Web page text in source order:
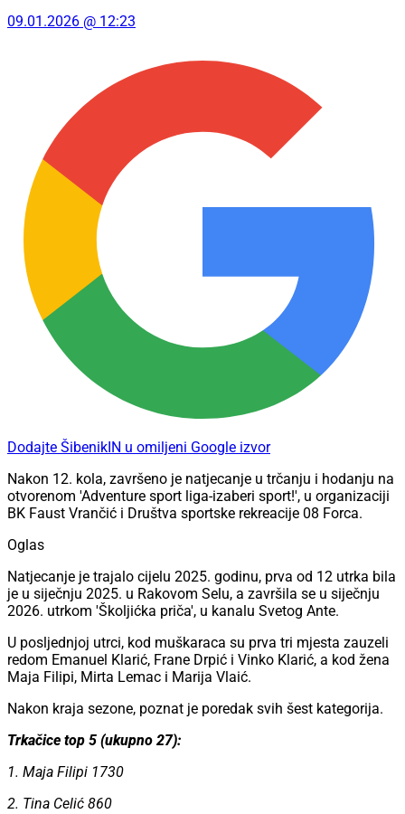
09.01.2026 @ 12:23
Dodajte ŠibenikIN u omiljeni Google izvor
Nakon 12. kola, završeno je natjecanje u trčanju i hodanju na
otvorenom 'Adventure sport liga-izaberi sport!', u organizaciji
BK Faust Vrančić i Društva sportske rekreacije 08 Forca.
Oglas
Natjecanje je trajalo cijelu 2025. godinu, prva od 12 utrka bila
je u siječnju 2025. u Rakovom Selu, a završila se u siječnju
2026. utrkom 'Školjićka priča', u kanalu Svetog Ante.
U posljednjoj utrci, kod muškaraca su prva tri mjesta zauzeli
redom Emanuel Klarić, Frane Drpić i Vinko Klarić, a kod žena
Maja Filipi, Mirta Lemac i Marija Vlaić.
Nakon kraja sezone, poznat je poredak svih šest kategorija.
Trkačice top 5 (ukupno 27):
1. Maja Filipi 1730
2. Tina Celić 860